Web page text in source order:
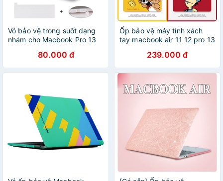
Vỏ bảo vệ trong suốt dạng
nhám cho Macbook Pro 13
A2289 A225180.000 đ
Ốp bảo vệ máy tính xách
tay macbook air 11 12 pro 13
a2289 a2337 a2179 a2159
239.000 đ